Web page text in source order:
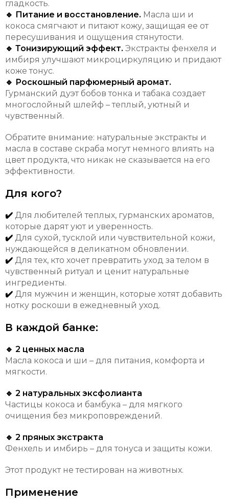
гладкость.
🔹 Питание и восстановление. Масла ши и
кокоса смягчают и питают кожу, защищая ее от
пересушивания и ощущения стянутости.
🔹 Тонизирующий эффект. Экстракты фенхеля и
имбиря улучшают микроциркуляцию и придают
коже тонус.
🔹 Роскошный парфюмерный аромат.
Гурманский дуэт бобов тонка и табака создает
многослойный шлейф – теплый, уютный и
чувственный.
Обратите внимание: натуральные экстракты и
масла в составе скраба могут немного влиять на
цвет продукта, что никак не сказывается на его
эффективности.
Для кого?
✔️ Для любителей теплых, гурманских ароматов,
которые дарят уют и уверенность.
✔️ Для сухой, тусклой или чувствительной кожи,
нуждающейся в деликатном обновлении.
✔️ Для тех, кто хочет превратить уход за телом в
чувственный ритуал и ценит натуральные
ингредиенты.
✔️ Для мужчин и женщин, которые хотят добавить
нотку роскоши в ежедневный уход.
В каждой банке:
🔹 2 ценных масла
Масла кокоса и ши – для питания, комфорта и
мягкости.
🔹 2 натуральных эксфолианта
Частицы кокоса и бамбука – для мягкого
очищения без микроповреждений.
🔹 2 пряных экстракта
Фенхель и имбирь – для тонуса и защиты кожи.
Этот продукт не тестирован на животных.
Применение